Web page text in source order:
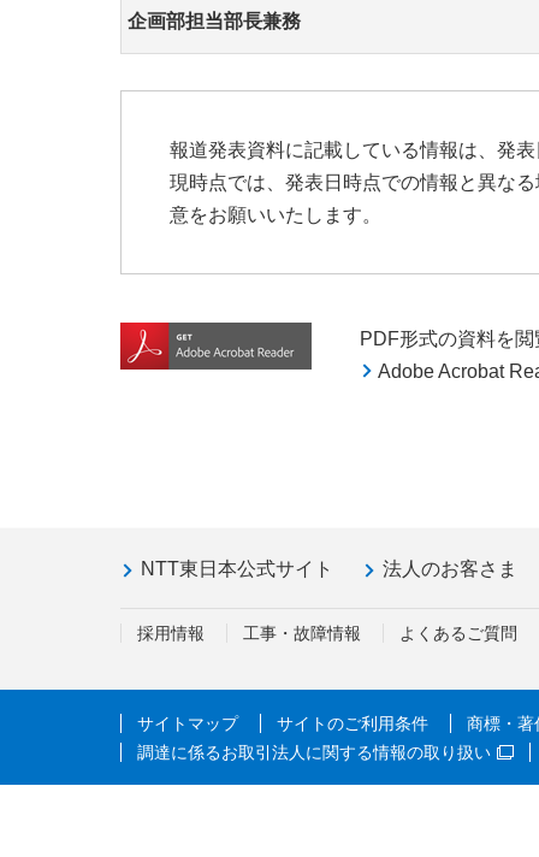
企画部担当部長兼務
報道発表資料に記載している情報は、発
現時点では、発表日時点での情報と異な
意をお願いいたします。
PDF形式の資料を
Adobe Acrobat
NTT東日本公式サイト 法人のお客さま
採用情報 工事・故障情報 よくあるご質問
サイトマップ サイトのご利用条件
商標・著
調達に係るお取引法人に関する情報の取り扱い